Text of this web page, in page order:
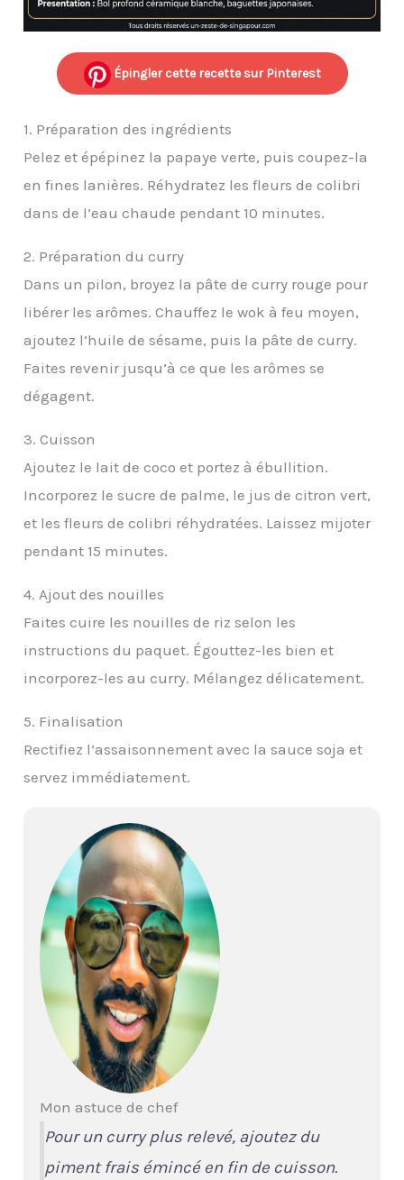
Épingler cette recette sur Pinterest
1. Préparation des ingrédients
Pelez et épépinez la papaye verte, puis coupez-la
en fines lanières. Réhydratez les fleurs de colibri
dans de l’eau chaude pendant 10 minutes.
2. Préparation du curry
Dans un pilon, broyez la pâte de curry rouge pour
libérer les arômes. Chauffez le wok à feu moyen,
ajoutez l’huile de sésame, puis la pâte de curry.
Faites revenir jusqu’à ce que les arômes se
dégagent.
3. Cuisson
Ajoutez le lait de coco et portez à ébullition.
Incorporez le sucre de palme, le jus de citron vert,
et les fleurs de colibri réhydratées. Laissez mijoter
pendant 15 minutes.
4. Ajout des nouilles
Faites cuire les nouilles de riz selon les
instructions du paquet. Égouttez-les bien et
incorporez-les au curry. Mélangez délicatement.
5. Finalisation
Rectifiez l’assaisonnement avec la sauce soja et
servez immédiatement.
Mon astuce de chef
Pour un curry plus relevé, ajoutez du
piment frais émincé en fin de cuisson.